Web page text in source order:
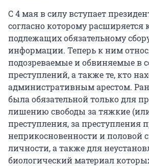
С 4 мая в силу вступает
согласно которому расширяется
подлежащих обязательному
информации. Теперь к ним
подозреваемые и обвиняемые в
преступлений, а также те, кто
административным арестом.
была обязательной только для
лишению свободы за тяжкие
преступления, за преступления
неприкосновенности и половой
личности, а также для
биологический материал